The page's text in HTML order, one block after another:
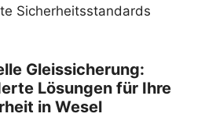
Sicherheitsstandards
Gleissicherung:
Lösungen für Ihre
in Wesel